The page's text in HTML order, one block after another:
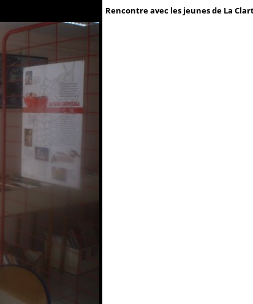
Rencontre avec les jeunes de La